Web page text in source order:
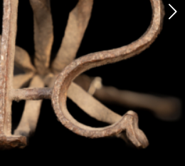
Volgende